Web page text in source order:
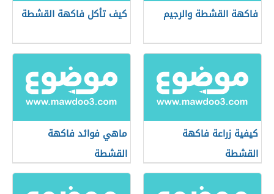
فاكهة القشطة والرجيم كيف تأكل فاكهة القشطة
كيفية زراعة فاكهة
القشطة
ماهي فوائد فاكهة
القشطة